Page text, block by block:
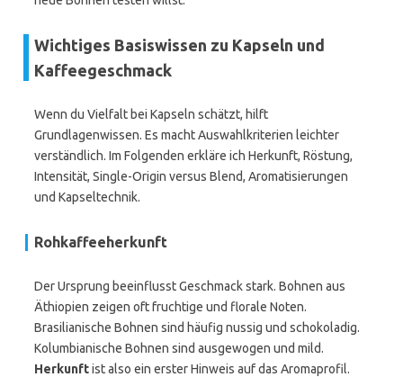
Wichtiges Basiswissen zu Kapseln und
Kaffeegeschmack
Wenn du Vielfalt bei Kapseln schätzt, hilft
Grundlagenwissen. Es macht Auswahlkriterien leichter
verständlich. Im Folgenden erkläre ich Herkunft, Röstung,
Intensität, Single-Origin versus Blend, Aromatisierungen
und Kapseltechnik.
Rohkaffeeherkunft
Der Ursprung beeinflusst Geschmack stark. Bohnen aus
Äthiopien zeigen oft fruchtige und florale Noten.
Brasilianische Bohnen sind häufig nussig und schokoladig.
Kolumbianische Bohnen sind ausgewogen und mild.
Herkunftist also ein erster Hinweis auf das Aromaprofil.